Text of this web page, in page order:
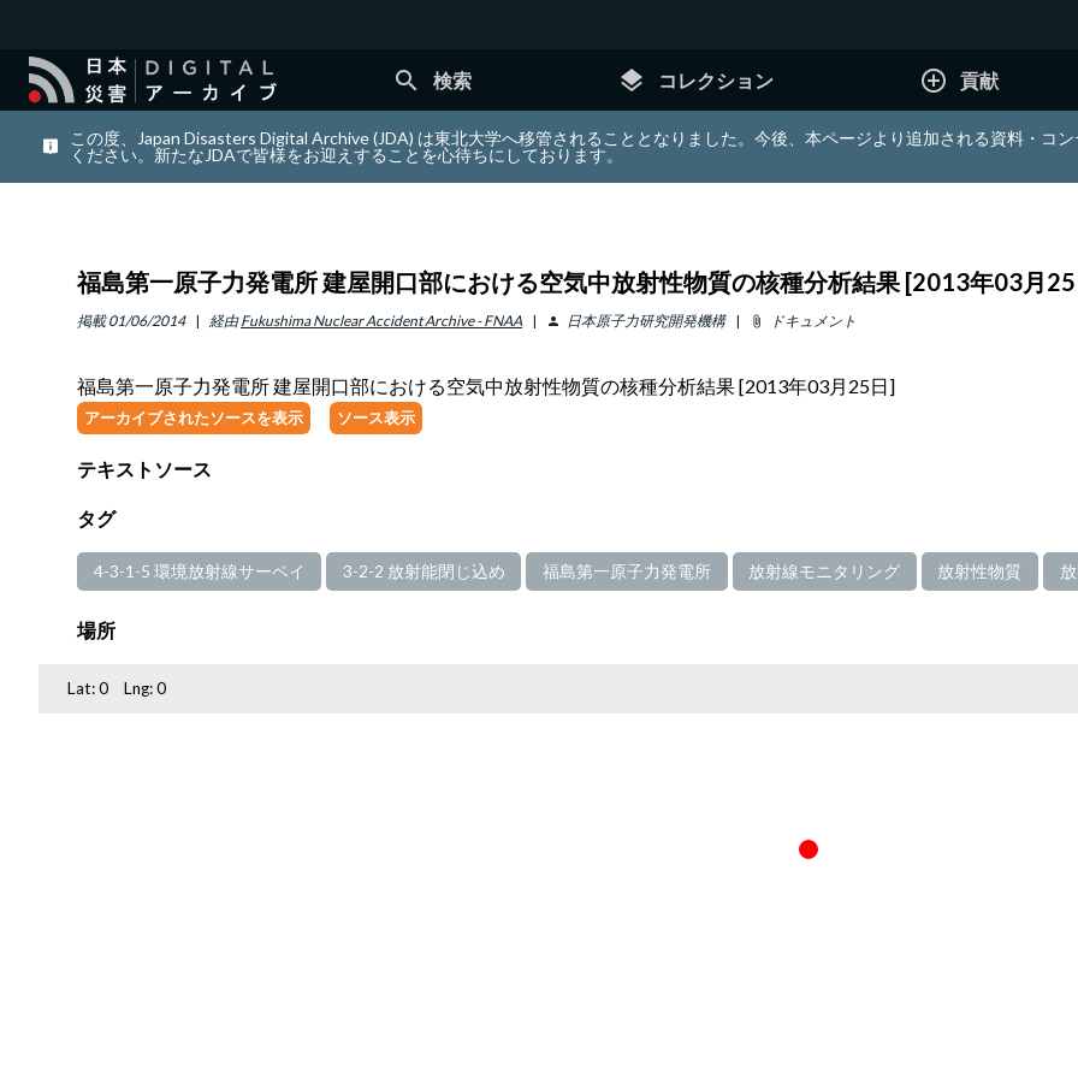
search 検索 layers コレクション add_circle_outline 貢献
この度、Japan Disasters Digital Archive (JDA) は東北大学へ移管されることとなりました。今後、本ページより追加される資料・コ
ください。新たなJDAで皆様をお迎えすることを心待ちにしております。
福島第一原子力発電所 建屋開口部における空気中放射性物質の核種分析結果 [2013年03月
掲載 01/06/2014 経由 Fukushima Nuclear Accident Archive - FNAA person 日本原子力研究開発機構 attach_file ドキュメント
福島第一原子力発電所 建屋開口部における空気中放射性物質の核種分析結果 [2013年03月25日]
アーカイブされたソースを表示 ソース表示
テキストソース
タグ
4-3-1-5 環境放射線サーベイ 3-2-2 放射能閉じ込め 福島第一原子力発電所 放射線モニタリング 放射性物質
場所
Lat:0 Lng:0